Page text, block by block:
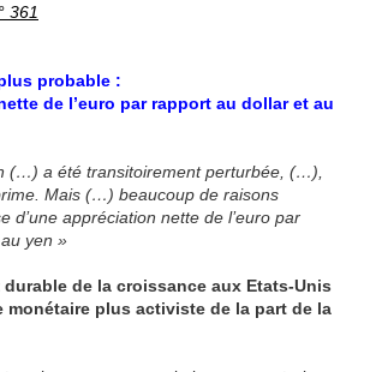
361
probable :
de l’euro par rapport au dollar et au
(…) a été transitoirement perturbée, (…),
Mais (…) beaucoup de raisons
d’une appréciation nette de l’euro par
yen »
de la croissance aux Etats-Unis
monétaire plus activiste de la part de la